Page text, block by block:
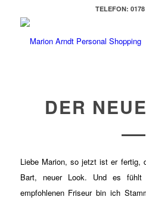
TELEFON: 0178
DER
Liebe Marion, so jetzt ist er fertig,
Bart, neuer Look. Und es
empfohlenen Friseur bin ich